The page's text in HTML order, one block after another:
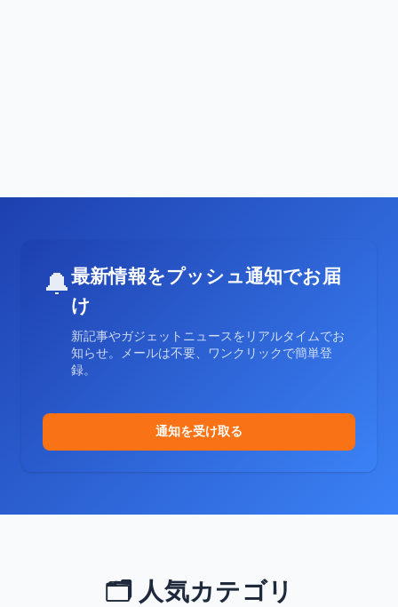
🔔最新情報をプッシュ通知でお届
け
新記事やガジェットニュースをリアルタイムでお
知らせ。メールは不要、ワンクリックで簡単登
録。
通知を受け取る
🗂️ 人気カテゴリ